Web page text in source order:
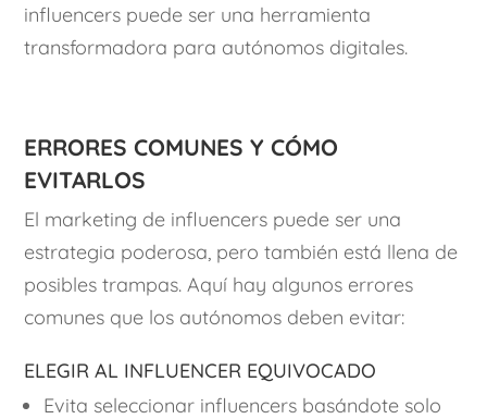
influencers puede ser una herramienta
transformadora para autónomos digitales.
Errores comunes y cómo
evitarlos
El marketing de influencers puede ser una
estrategia poderosa, pero también está llena de
posibles trampas. Aquí hay algunos errores
comunes que los autónomos deben evitar:
Elegir al influencer equivocado
Evita seleccionar influencers basándote solo